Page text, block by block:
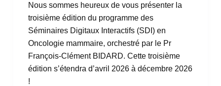
Nous sommes heureux de vous présenter la
troisième édition du programme des
Séminaires Digitaux Interactifs (SDI) en
Oncologie mammaire, orchestré par le Pr
François-Clément BIDARD. Cette troisième
édition s’étendra d’avril 2026 à décembre 2026
!